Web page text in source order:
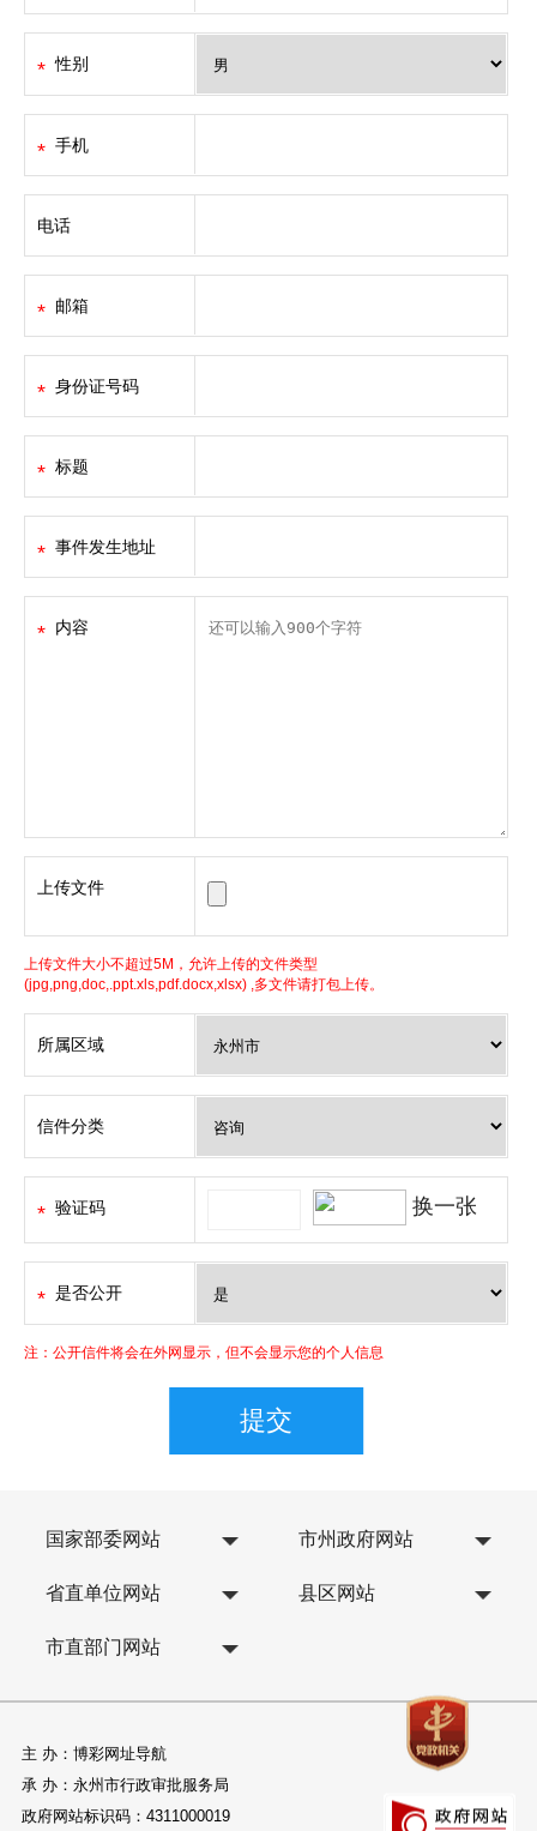
性别
手机
电话
邮箱
身份证号码
标题
事件发生地址
内容
上传文件
上传文件大小不超过5M，允许上传的文件类型
(jpg,png,doc,.ppt.xls,pdf.docx,xlsx) ,多文件请打包上传。
所属区域
信件分类
验证码 换一张
是否公开
注：公开信件将会在外网显示，但不会显示您的个人信息
国家部委网站 市州政府网站
省直单位网站 县区网站
市直部门网站
主 办：博彩网址导航
承 办：永州市行政审批服务局
政府网站标识码：4311000019